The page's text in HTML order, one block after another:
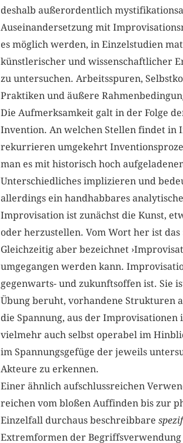
deshalb außerordentlich
Auseinandersetzung mit
es möglich werden, in Einzelstudien
künstlerischer und wissenschaftlicher
zu untersuchen. Arbeitsspuren,
Praktiken und äußere
Die Aufmerksamkeit galt in der Folge
Invention. An welchen Stellen findet in
rekurrieren umgekehrt
man es mit historisch hoch
Unterschiedliches implizieren und
allerdings ein handhabbares
Improvisation ist zunächst die Kunst,
oder herzustellen. Vom Wort her ist das
Gleichzeitig aber bezeichnet
umgegangen werden kann.
gegenwarts- und zukunftsoffen ist. Sie
Übung beruht, vorhandene Strukturen
die Spannung, aus der
vielmehr auch selbst operabel im
im Spannungsgefüge der jeweils
Akteure zu erkennen.
Einer ähnlich aufschlussreichen
reichen vom bloßen Auffinden bis zur
Einzelfall durchaus beschreibbare
Extremformen der